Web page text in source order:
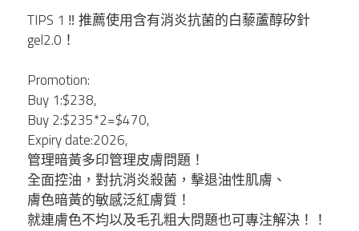
Foodology
Ronas
WHOO后
Lefilleo
CHOSUNGAH MEGA FIT
TIPS 1 ‼️ 推薦使用含有消炎抗菌的白藜蘆醇矽針
gel2.0！
Promotion:
Buy 1:$238,
Buy 2:$235*2=$470,
Expiry date:2026,
管理暗黃多印管理皮膚問題！
全面控油，對抗消炎殺菌，擊退油性肌膚、
膚色暗黃的敏感泛紅膚質！
就連膚色不均以及毛孔粗大問題也可專注解決！！